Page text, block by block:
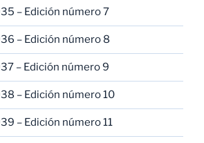
– Edición número 7
– Edición número 8
– Edición número 9
– Edición número 10
– Edición número 11